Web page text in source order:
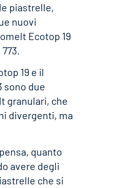
piastrelle,
nuovi
Ecotop 19
19 e il
sono due
granulari, che
divergenti, ma
quanto
avere degli
che si